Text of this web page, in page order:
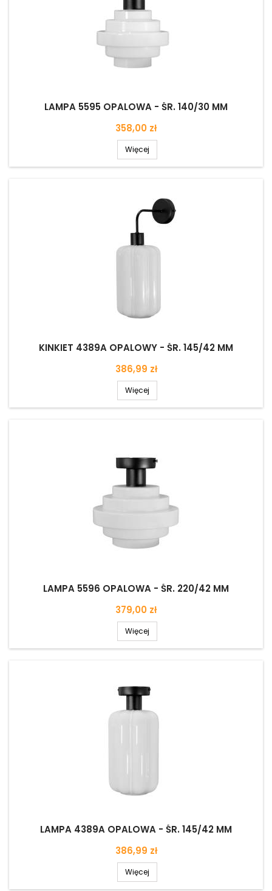
LAMPA 5595 OPALOWA - ŚR. 140/30 MM
Cena
358,00 zł
Więcej
KINKIET 4389A OPALOWY - ŚR. 145/42 MM
Cena
386,99 zł
Więcej
LAMPA 5596 OPALOWA - ŚR. 220/42 MM
Cena
379,00 zł
Więcej
LAMPA 4389A OPALOWA - ŚR. 145/42 MM
Cena
386,99 zł
Więcej